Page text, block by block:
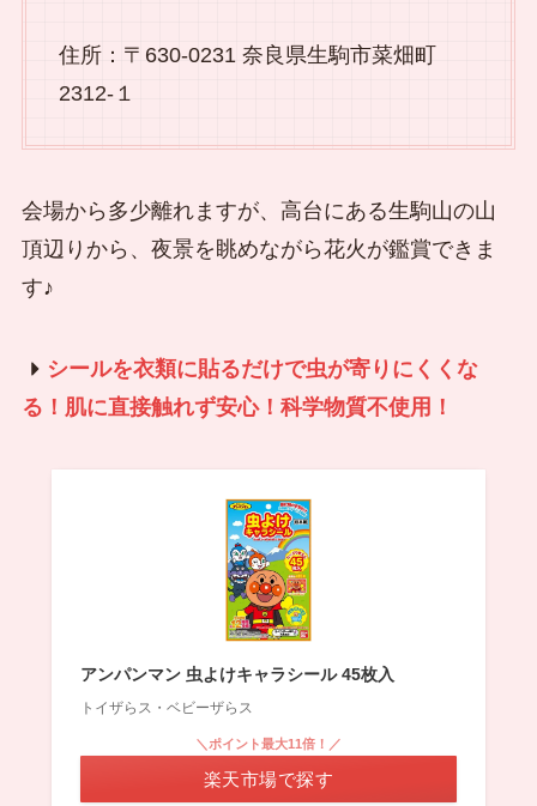
住所：〒630-0231 奈良県生駒市菜畑町
2312-１
会場から多少離れますが、高台にある生駒山の山
頂辺りから、夜景を眺めながら花火が鑑賞できま
す♪
シールを衣類に貼るだけで虫が寄りにくくな
る！肌に直接触れず安心！科学物質不使用！
アンパンマン 虫よけキャラシール 45枚入
トイザらス・ベビーザらス
＼ポイント最大11倍！／
楽天市場で探す